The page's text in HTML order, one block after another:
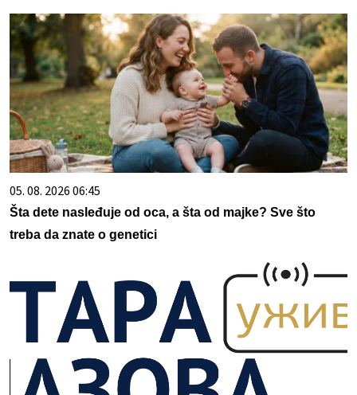
05. 08. 2026 06:45
Šta dete nasleđuje od oca, a šta od majke? Sve što
treba da znate o genetici